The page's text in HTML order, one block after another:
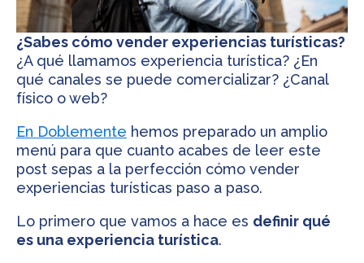
¿Sabes cómo vender experiencias turísticas?
¿A qué llamamos experiencia turística? ¿En
qué canales se puede comercializar? ¿Canal
físico o web?
En Doblemente hemos preparado un amplio
menú para que cuanto acabes de leer este
post sepas a la perfección cómo vender
experiencias turísticas paso a paso.
Lo primero que vamos a hace es definir qué
es una experiencia turística.